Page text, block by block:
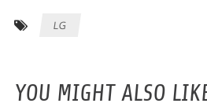
LG
YOU MIGHT ALSO